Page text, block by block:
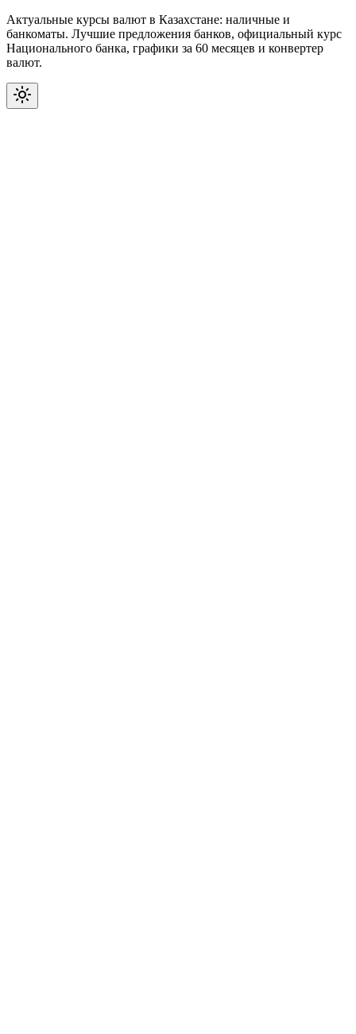
Актуальные курсы валют в Казахстане: наличные и
банкоматы. Лучшие предложения банков, официальный курс
Национального банка, графики за 60 месяцев и конвертер
валют.